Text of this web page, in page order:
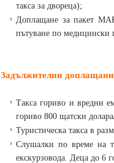
такса за двореца);
Доплащане за пакет
пътуване по медицински
Задължителни
Такса гориво и вредни
гориво 800 щатски
Туристическа такса в
Слушалки по време на
екскурзовода. Деца до 6